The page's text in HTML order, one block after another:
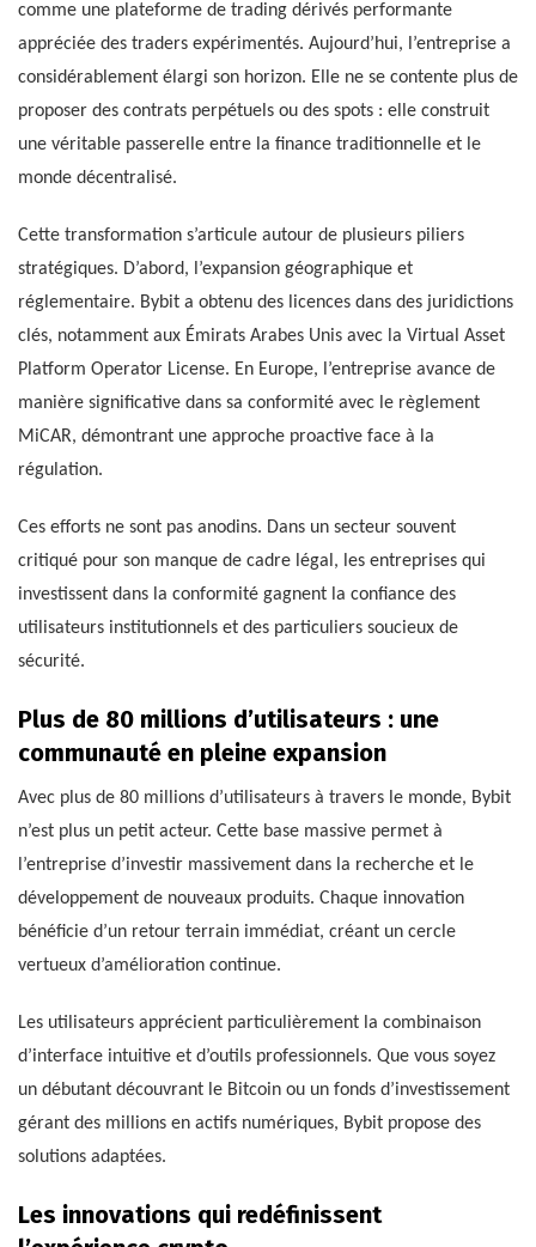
comme une plateforme de trading dérivés performante
appréciée des traders expérimentés. Aujourd’hui, l’entreprise a
considérablement élargi son horizon. Elle ne se contente plus de
proposer des contrats perpétuels ou des spots : elle construit
une véritable passerelle entre la finance traditionnelle et le
monde décentralisé.
Cette transformation s’articule autour de plusieurs piliers
stratégiques. D’abord, l’expansion géographique et
réglementaire. Bybit a obtenu des licences dans des juridictions
clés, notamment aux Émirats Arabes Unis avec la Virtual Asset
Platform Operator License. En Europe, l’entreprise avance de
manière significative dans sa conformité avec le règlement
MiCAR, démontrant une approche proactive face à la
régulation.
Ces efforts ne sont pas anodins. Dans un secteur souvent
critiqué pour son manque de cadre légal, les entreprises qui
investissent dans la conformité gagnent la confiance des
utilisateurs institutionnels et des particuliers soucieux de
sécurité.
Plus de 80 millions d’utilisateurs : une
communauté en pleine expansion
Avec plus de 80 millions d’utilisateurs à travers le monde, Bybit
n’est plus un petit acteur. Cette base massive permet à
l’entreprise d’investir massivement dans la recherche et le
développement de nouveaux produits. Chaque innovation
bénéficie d’un retour terrain immédiat, créant un cercle
vertueux d’amélioration continue.
Les utilisateurs apprécient particulièrement la combinaison
d’interface intuitive et d’outils professionnels. Que vous soyez
un débutant découvrant le Bitcoin ou un fonds d’investissement
gérant des millions en actifs numériques, Bybit propose des
solutions adaptées.
Les innovations qui redéfinissent